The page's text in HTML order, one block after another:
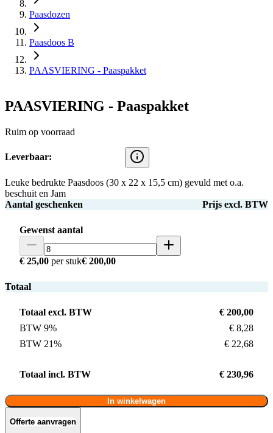
Paasdozen
Paasdoos B
PAASVIERING - Paaspakket
PAASVIERING - Paaspakket
Ruim op voorraad
Leverbaar:
Leuke bedrukte Paasdoos (30 x 22 x 15,5 cm) gevuld met o.a.
beschuit en Jam
Aantal geschenken
Prijs excl. BTW
Gewenst aantal
€ 25,00 per stuk€ 200,00
Totaal
Totaal excl. BTW
€ 200,00
BTW 9%
€ 8,28
BTW 21%
€ 22,68
Totaal incl. BTW € 230,96
In winkelwagen
Offerte aanvragen